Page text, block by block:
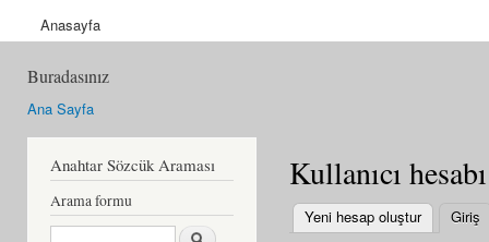
Anasayfa
Buradasınız
Ana Sayfa
Anahtar Sözcük Araması
Arama formu
Ara
Kullanıcı hesabı
Yeni hesap oluştur Giriş